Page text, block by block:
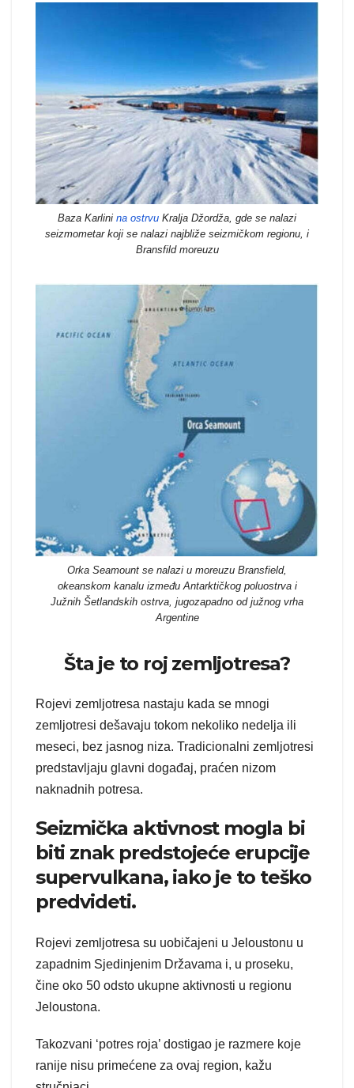
Baza Karlini na ostrvu Kralja Džordža, gde se nalazi
seizmometar koji se nalazi najbliže seizmičkom regionu, i
Bransfild moreuzu
Orka Seamount se nalazi u moreuzu Bransfield,
okeanskom kanalu između Antarktičkog poluostrva i
Južnih Šetlandskih ostrva, jugozapadno od južnog vrha
Argentine
Šta je to roj zemljotresa?
Rojevi zemljotresa nastaju kada se mnogi
zemljotresi dešavaju tokom nekoliko nedelja ili
meseci, bez jasnog niza. Tradicionalni zemljotresi
predstavljaju glavni događaj, praćen nizom
naknadnih potresa.
Seizmička aktivnost mogla bi
biti znak predstojeće erupcije
supervulkana, iako je to teško
predvideti.
Rojevi zemljotresa su uobičajeni u Jeloustonu u
zapadnim Sjedinjenim Državama i, u proseku,
čine oko 50 odsto ukupne aktivnosti u regionu
Jeloustona.
Takozvani ‘potres roja’ dostigao je razmere koje
ranije nisu primećene za ovaj region, kažu